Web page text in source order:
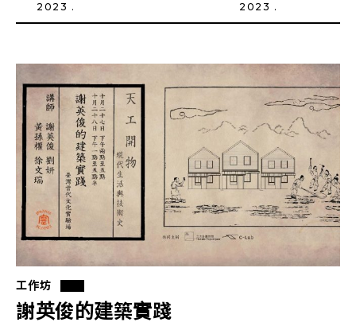
2023 . 2023 .
工作坊
謝英俊的建築實踐